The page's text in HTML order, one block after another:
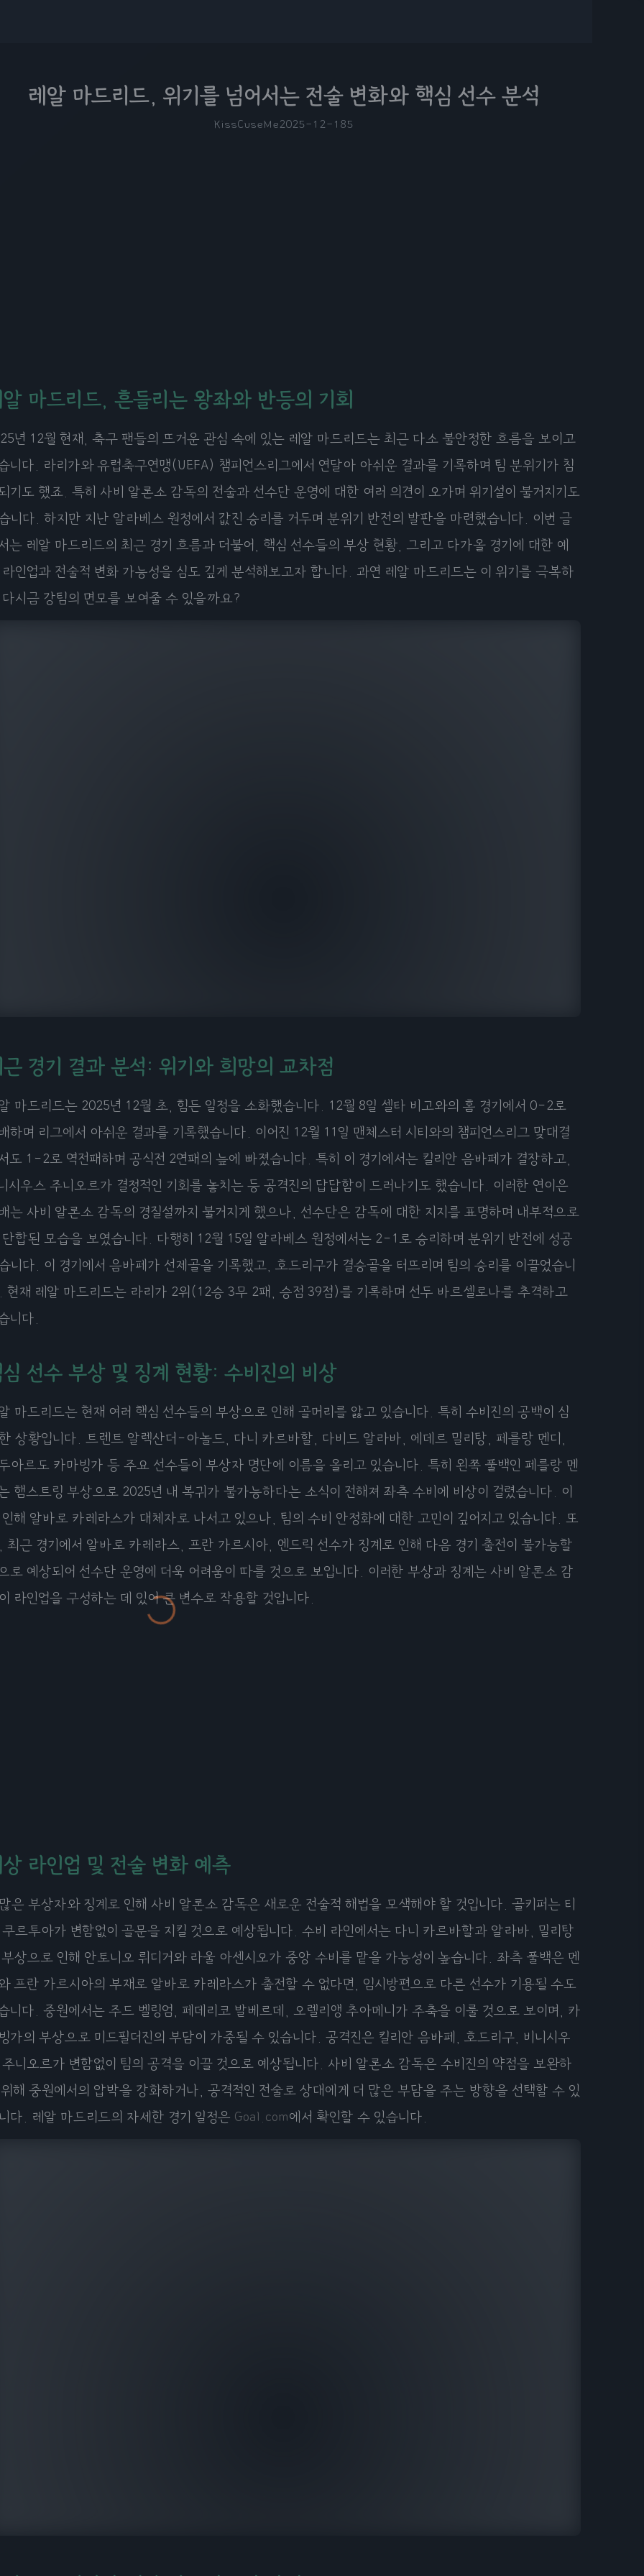
레알 마드리드, 위기를 넘어서는 전술 변화와 핵심 선수 분석
KissCuseMe2025-12-185
마드리드, 흔들리는 왕좌와 반등의 기회
년 12월 현재, 축구 팬들의 뜨거운 관심 속에 있는 레알 마드리드는 최근 다소 불안정한 흐름을 보이고
니다. 라리가와 유럽축구연맹(UEFA) 챔피언스리그에서 연달아 아쉬운 결과를 기록하며 팀 분위기가 침
기도 했죠. 특히 사비 알론소 감독의 전술과 선수단 운영에 대한 여러 의견이 오가며 위기설이 불거지기도
니다. 하지만 지난 알라베스 원정에서 값진 승리를 거두며 분위기 반전의 발판을 마련했습니다. 이번 글
는 레알 마드리드의 최근 경기 흐름과 더불어, 핵심 선수들의 부상 현황, 그리고 다가올 경기에 대한 예
인업과 전술적 변화 가능성을 심도 깊게 분석해보고자 합니다. 과연 레알 마드리드는 이 위기를 극복하
시금 강팀의 면모를 보여줄 수 있을까요?
경기 결과 분석: 위기와 희망의 교차점
마드리드는 2025년 12월 초, 힘든 일정을 소화했습니다. 12월 8일 셀타 비고와의 홈 경기에서 0-2로
하며 리그에서 아쉬운 결과를 기록했습니다. 이어진 12월 11일 맨체스터 시티와의 챔피언스리그 맞대결
도 1-2로 역전패하며 공식전 2연패의 늪에 빠졌습니다. 특히 이 경기에서는 킬리안 음바페가 결장하고,
시우스 주니오르가 결정적인 기회를 놓치는 등 공격진의 답답함이 드러나기도 했습니다. 이러한 연이은
는 사비 알론소 감독의 경질설까지 불거지게 했으나, 선수단은 감독에 대한 지지를 표명하며 내부적으로
합된 모습을 보였습니다. 다행히 12월 15일 알라베스 원정에서는 2-1로 승리하며 분위기 반전에 성공
니다. 이 경기에서 음바페가 선제골을 기록했고, 호드리구가 결승골을 터뜨리며 팀의 승리를 이끌었습니
현재 레알 마드리드는 라리가 2위(12승 3무 2패, 승점 39점)를 기록하며 선두 바르셀로나를 추격하고
니다.
선수 부상 및 징계 현황: 수비진의 비상
마드리드는 현재 여러 핵심 선수들의 부상으로 인해 골머리를 앓고 있습니다. 특히 수비진의 공백이 심
상황입니다. 트렌트 알렉산더-아놀드, 다니 카르바할, 다비드 알라바, 에데르 밀리탕, 페를랑 멘디,
아르도 카마빙가 등 주요 선수들이 부상자 명단에 이름을 올리고 있습니다. 특히 왼쪽 풀백인 페를랑 멘
햄스트링 부상으로 2025년 내 복귀가 불가능하다는 소식이 전해져 좌측 수비에 비상이 걸렸습니다. 이
해 알바로 카레라스가 대체자로 나서고 있으나, 팀의 수비 안정화에 대한 고민이 깊어지고 있습니다. 또
최근 경기에서 알바로 카레라스, 프란 가르시아, 엔드릭 선수가 징계로 인해 다음 경기 출전이 불가능할
로 예상되어 선수단 운영에 더욱 어려움이 따를 것으로 보입니다. 이러한 부상과 징계는 사비 알론소 감
라인업을 구성하는 데 있어 큰 변수로 작용할 것입니다.
라인업 및 전술 변화 예측
은 부상자와 징계로 인해 사비 알론소 감독은 새로운 전술적 해법을 모색해야 할 것입니다. 골키퍼는 티
르투아가 변함없이 골문을 지킬 것으로 예상됩니다. 수비 라인에서는 다니 카르바할과 알라바, 밀리탕
상으로 인해 안토니오 뤼디거와 라울 아센시오가 중앙 수비를 맡을 가능성이 높습니다. 좌측 풀백은 멘
프란 가르시아의 부재로 알바로 카레라스가 출전할 수 없다면, 임시방편으로 다른 선수가 기용될 수도
니다. 중원에서는 주드 벨링엄, 페데리코 발베르데, 오렐리앵 추아메니가 주축을 이룰 것으로 보이며, 카
가의 부상으로 미드필더진의 부담이 가중될 수 있습니다. 공격진은 킬리안 음바페, 호드리구, 비니시우
니오르가 변함없이 팀의 공격을 이끌 것으로 예상됩니다. 사비 알론소 감독은 수비진의 약점을 보완하
해 중원에서의 압박을 강화하거나, 공격적인 전술로 상대에게 더 많은 부담을 주는 방향을 선택할 수 있
다. 레알 마드리드의 자세한 경기 일정은 Goal.com에서 확인할 수 있습니다.